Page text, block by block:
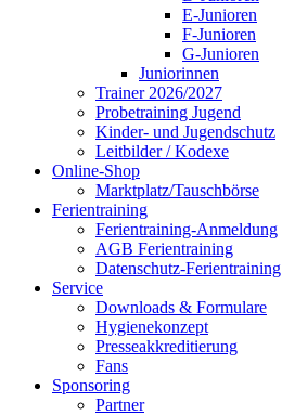
E-Junioren
F-Junioren
G-Junioren
Juniorinnen
Trainer 2026/2027
Probetraining Jugend
Kinder- und Jugendschutz
Leitbilder / Kodexe
Online-Shop
Marktplatz/Tauschbörse
Ferientraining
Ferientraining-Anmeldung
AGB Ferientraining
Datenschutz-Ferientraining
Service
Downloads & Formulare
Hygienekonzept
Presseakkreditierung
Fans
Sponsoring
Partner